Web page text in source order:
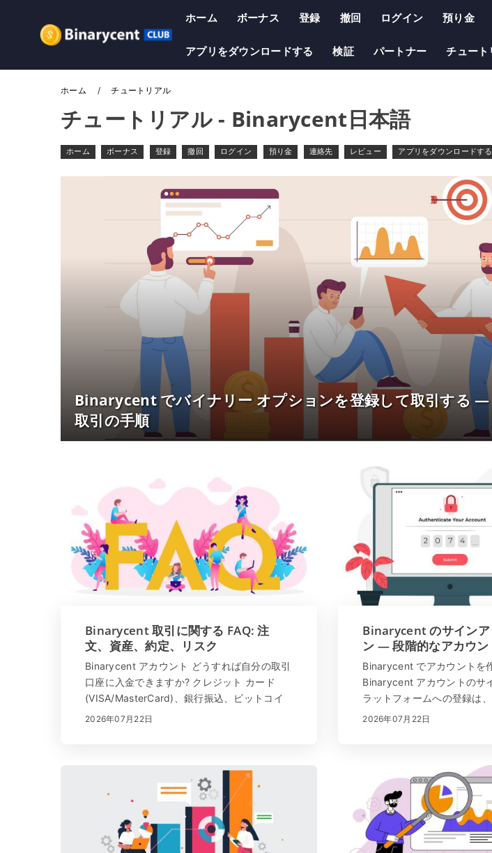
ホーム ボーナス 登録 撤回 ログイン 預り金
アプリをダウンロードする 検証 パートナー チュート
ホーム チュートリアル
チュートリアル - Binarycent日本語
ホーム ボーナス 登録 撤回 ログイン 預り金 連絡先 レビュー アプリをダウンロードする
Binarycent でバイナリー オプションを登録して取引する —
取引の手順
Binarycent 取引に関する FAQ: 注
文、資産、約定、リスク
Binarycent アカウント どうすれば自分の取引
口座に入金できますか? クレジット カード
(VISA/MasterCard)、銀行振込、ビットコイ
ン、イーサリアム、ライトコイン、アルトコ
2026年07月22日
Binarycent のサインア
ン — 段階的なアカウン
Binarycent でアカウントを
Binarycent アカウントのサ
ラットフォームへの登録は
るだけの簡単なプロセスです
2026年07月22日